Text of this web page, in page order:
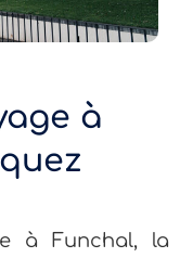
à
à Funchal, la